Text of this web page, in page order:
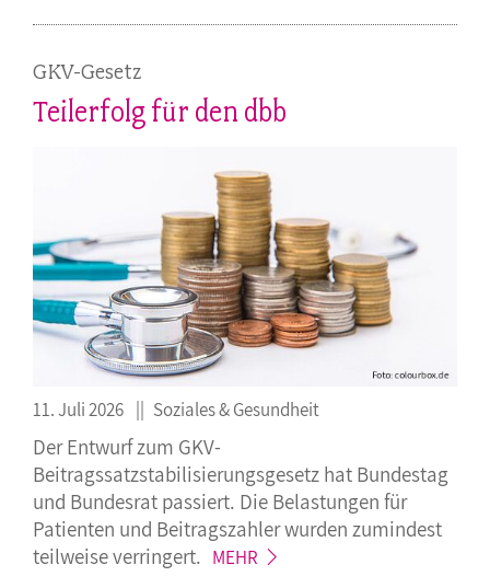
GKV-Gesetz
Teilerfolg für den dbb
11. Juli 2026 Soziales & Gesundheit
Der Entwurf zum GKV-
Beitragssatzstabilisierungsgesetz hat Bundestag
und Bundesrat passiert. Die Belastungen für
Patienten und Beitragszahler wurden zumindest
teilweiseverringert. MEHR